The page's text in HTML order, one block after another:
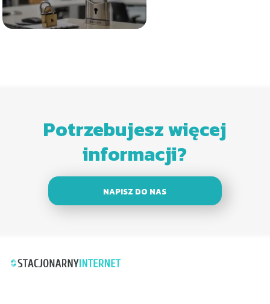
Potrzebujesz więcej
informacji?
NAPISZ DO NAS